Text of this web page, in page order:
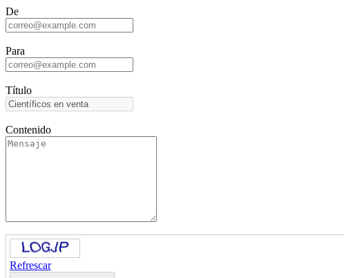
De
Para
Título
Contenido
Refrescar